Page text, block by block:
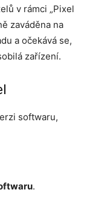
v rámci „Pixel
zaváděna na
a očekává se,
zařízení.
softwaru,
.